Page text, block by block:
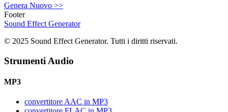
Genera Nuovo >>
Footer
Sound Effect Generator
© 2025 Sound Effect Generator. Tutti i diritti riservati.
Strumenti Audio
MP3
convertitore AAC in MP3